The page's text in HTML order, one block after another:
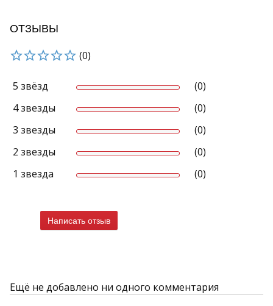
ОТЗЫВЫ
(0)
5 звёзд
(0)
4 звезды
(0)
3 звезды
(0)
2 звезды
(0)
1 звезда
(0)
Написать отзыв
Ещё не добавлено ни одного комментария